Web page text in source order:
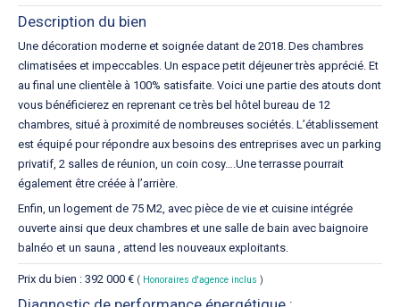
Description du bien
Une décoration moderne et soignée datant de 2018. Des chambres
climatisées et impeccables. Un espace petit déjeuner très apprécié. Et
au final une clientèle à 100% satisfaite. Voici une partie des atouts dont
vous bénéficierez en reprenant ce très bel hôtel bureau de 12
chambres, situé à proximité de nombreuses sociétés. L’établissement
est équipé pour répondre aux besoins des entreprises avec un parking
privatif, 2 salles de réunion, un coin cosy….Une terrasse pourrait
également être créée à l’arrière.
Enfin, un logement de 75 M2, avec pièce de vie et cuisine intégrée
ouverte ainsi que deux chambres et une salle de bain avec baignoire
balnéo et un sauna , attend les nouveaux exploitants.
Prix du bien : 392 000 € ( Honoraires d'agence inclus )